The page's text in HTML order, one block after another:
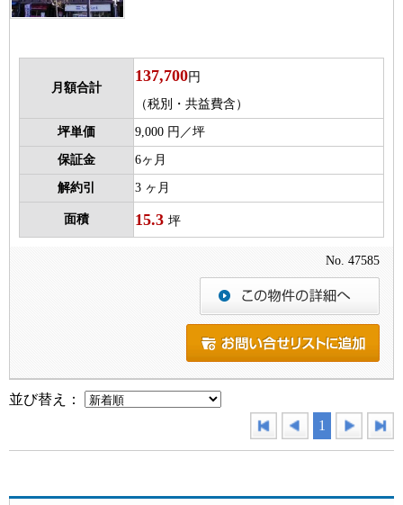
月額合計
137,700円
（税別・共益費含）
坪単価 9,000 円／坪
保証金 6ヶ月
解約引 3 ヶ月
面積 15.3 坪
No. 47585
並び替え：
1